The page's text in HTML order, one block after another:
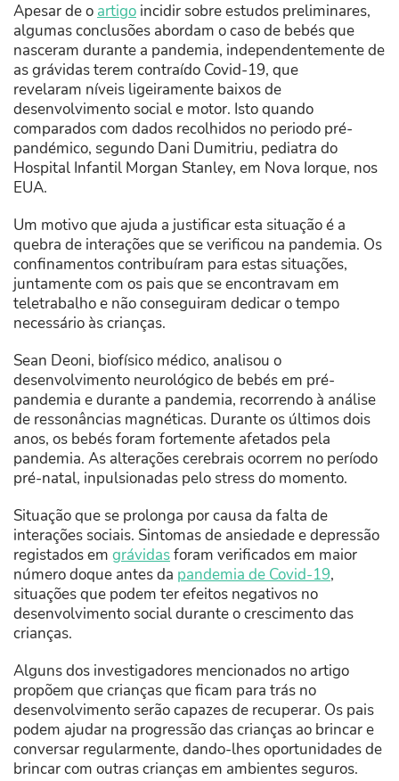
Apesar de o artigo incidir sobre estudos preliminares,
algumas conclusões abordam o caso de bebés que
nasceram durante a pandemia, independentemente de
as grávidas terem contraído Covid-19, que
revelaram níveis ligeiramente baixos de
desenvolvimento social e motor. Isto quando
comparados com dados recolhidos no periodo pré-
pandémico, segundo Dani Dumitriu, pediatra do
Hospital Infantil Morgan Stanley, em Nova Iorque, nos
EUA.
Um motivo que ajuda a justificar esta situação é a
quebra de interações que se verificou na pandemia. Os
confinamentos contribuíram para estas situações,
juntamente com os pais que se encontravam em
teletrabalho e não conseguiram dedicar o tempo
necessário às crianças.
Sean Deoni, biofísico médico, analisou o
desenvolvimento neurológico de bebés em pré-
pandemia e durante a pandemia, recorrendo à análise
de ressonâncias magnéticas. Durante os últimos dois
anos, os bebés foram fortemente afetados pela
pandemia. As alterações cerebrais ocorrem no período
pré-natal, inpulsionadas pelo stress do momento.
Situação que se prolonga por causa da falta de
interações sociais. Sintomas de ansiedade e depressão
registados em grávidasforam verificados em maior
número doque antes da pandemia de Covid-19,
situações que podem ter efeitos negativos no
desenvolvimento social durante o crescimento das
crianças.
Alguns dos investigadores mencionados no artigo
propõem que crianças que ficam para trás no
desenvolvimento serão capazes de recuperar. Os pais
podem ajudar na progressão das crianças ao brincar e
conversar regularmente, dando-lhes oportunidades de
brincar com outras crianças em ambientes seguros.